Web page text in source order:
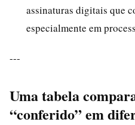
assinaturas digitais que
especialmente em
---
Uma tabela
“conferido” em